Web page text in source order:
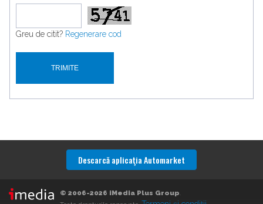
Greu de citit? Regenerare cod
Descarcă aplicaţia Automarket
© 2006-2026 iMedia Plus Group.